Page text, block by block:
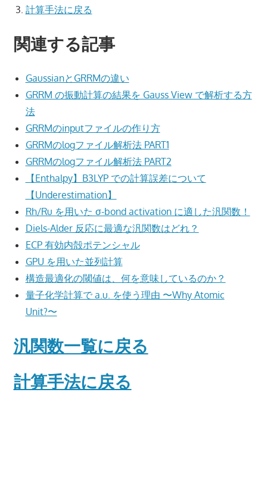
計算手法に戻る
関連する記事
GaussianとGRRMの違い
GRRM の振動計算の結果を Gauss View で解析する方
法
GRRMのinputファイルの作り方
GRRMのlogファイル解析法 PART1
GRRMのlogファイル解析法 PART2
【Enthalpy】B3LYP での計算誤差について
【Underestimation】
Rh/Ru を用いた σ-bond activation に適した汎関数！
Diels-Alder 反応に最適な汎関数はどれ？
ECP 有効内殻ポテンシャル
GPU を用いた並列計算
構造最適化の閾値は、何を意味しているのか？
量子化学計算で a.u. を使う理由 〜Why Atomic
Unit?〜
汎関数一覧に戻る
計算手法に戻る